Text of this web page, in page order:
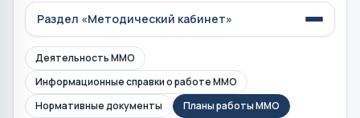
Раздел «Методический кабинет»
Деятельность ММО
Информационные справки о работе ММО
Нормативные документы
Планы работы ММО